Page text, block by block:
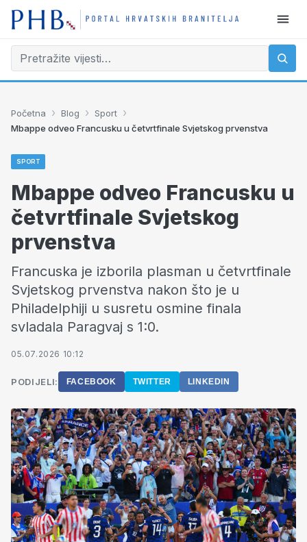
Početna › Blog › Sport ›
Mbappe odveo Francusku u četvrtfinale Svjetskog prvenstva
SPORT
Mbappe odveo Francusku u
četvrtfinale Svjetskog
prvenstva
Francuska je izborila plasman u četvrtfinale
Svjetskog prvenstva nakon što je u
Philadelphiji u susretu osmine finala
svladala Paragvaj s 1:0.
05.07.2026 10:12
PODIJELI: FACEBOOK TWITTER LINKEDIN